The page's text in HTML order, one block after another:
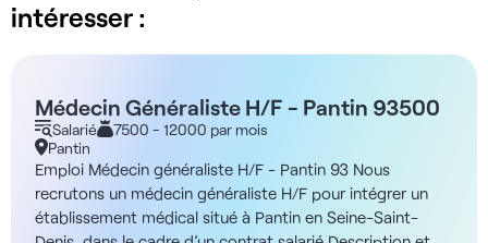
intéresser :
Médecin Généraliste H/F - Pantin 93500
Salarié
7500 - 12000 par mois
Pantin
Emploi Médecin généraliste H/F - Pantin 93 Nous
recrutons un médecin généraliste H/F pour intégrer un
établissement médical situé à Pantin en Seine-Saint-